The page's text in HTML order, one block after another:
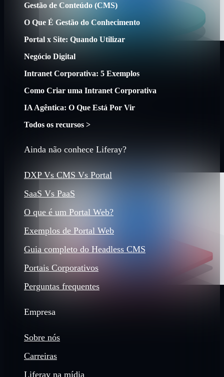
Gestão de Conteúdo (CMS)
O Que É Gestão do Conhecimento
Portal x Site: Quando Utilizar
Negócio Digital
Intranet Corporativa: 5 Exemplos
Como Criar uma Intranet Corporativa
IA Agêntica: O Que Está Por Vir
Todos os recursos >
Ainda não conhece Liferay?
DXP Vs CMS Vs Portal
SaaS Vs PaaS
O que é um Portal Web?
Exemplos de Portal Web
Guia completo do Headless CMS
Portais Corporativos
Perguntas frequentes
Empresa
Sobre nós
Carreiras
Liferay na mídia